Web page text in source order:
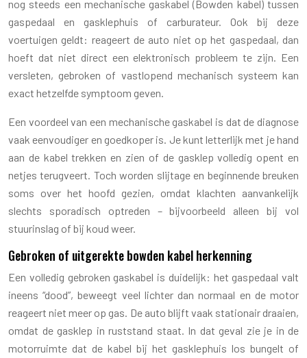
nog steeds een mechanische gaskabel (Bowden kabel) tussen
gaspedaal en gasklephuis of carburateur. Ook bij deze
voertuigen geldt: reageert de auto niet op het gaspedaal, dan
hoeft dat niet direct een elektronisch probleem te zijn. Een
versleten, gebroken of vastlopend mechanisch systeem kan
exact hetzelfde symptoom geven.
Een voordeel van een mechanische gaskabel is dat de diagnose
vaak eenvoudiger en goedkoper is. Je kunt letterlijk met je hand
aan de kabel trekken en zien of de gasklep volledig opent en
netjes terugveert. Toch worden slijtage en beginnende breuken
soms over het hoofd gezien, omdat klachten aanvankelijk
slechts sporadisch optreden – bijvoorbeeld alleen bij vol
stuurinslag of bij koud weer.
Gebroken of uitgerekte bowden kabel herkenning
Een volledig gebroken gaskabel is duidelijk: het gaspedaal valt
ineens “dood”, beweegt veel lichter dan normaal en de motor
reageert niet meer op gas. De auto blijft vaak stationair draaien,
omdat de gasklep in ruststand staat. In dat geval zie je in de
motorruimte dat de kabel bij het gasklephuis los bungelt of